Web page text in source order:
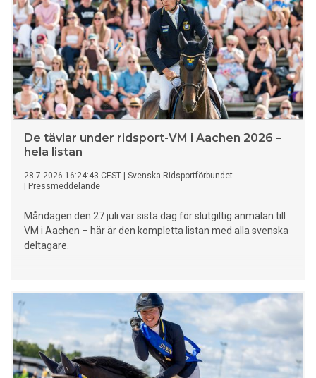
De tävlar under ridsport-VM i Aachen 2026 –
hela listan
28.7.2026 16:24:43 CEST
Svenska Ridsportförbundet
Pressmeddelande
Måndagen den 27 juli var sista dag för slutgiltig anmälan till
VM i Aachen – här är den kompletta listan med alla svenska
deltagare.